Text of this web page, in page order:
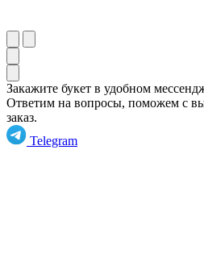
Закажите букет в удобном
Ответим на вопросы, поможем с
заказ.
Telegram